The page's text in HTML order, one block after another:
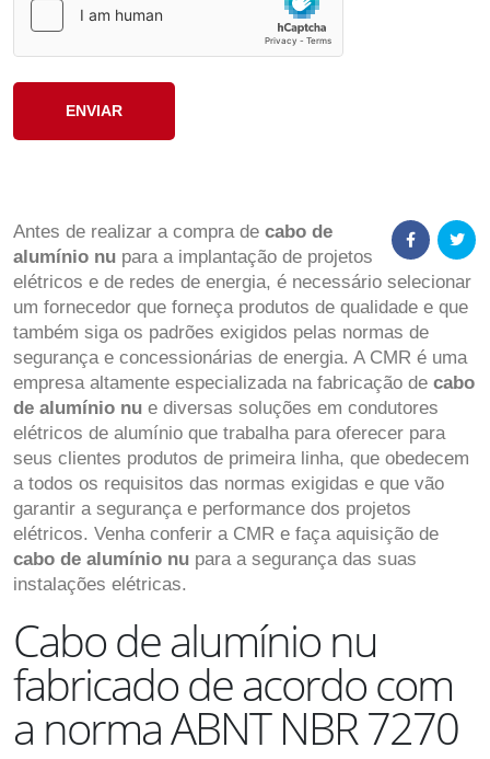
Antes de realizar a compra de cabo de
alumínio nu para a implantação de projetos
elétricos e de redes de energia, é necessário selecionar
um fornecedor que forneça produtos de qualidade e que
também siga os padrões exigidos pelas normas de
segurança e concessionárias de energia. A CMR é uma
empresa altamente especializada na fabricação de cabo
de alumínio nu e diversas soluções em condutores
elétricos de alumínio que trabalha para oferecer para
seus clientes produtos de primeira linha, que obedecem
a todos os requisitos das normas exigidas e que vão
garantir a segurança e performance dos projetos
elétricos. Venha conferir a CMR e faça aquisição de
cabo de alumínio nu para a segurança das suas
instalações elétricas.
Cabo de alumínio nu
fabricado de acordo com
a norma ABNT NBR 7270